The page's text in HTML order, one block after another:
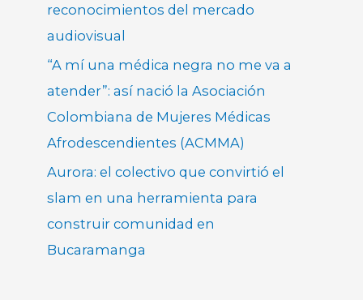
reconocimientos del mercado
audiovisual
“A mí una médica negra no me va a
atender”: así nació la Asociación
Colombiana de Mujeres Médicas
Afrodescendientes (ACMMA)
Aurora: el colectivo que convirtió el
slam en una herramienta para
construir comunidad en
Bucaramanga